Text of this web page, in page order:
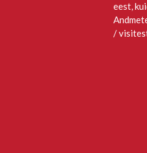
eest,
/